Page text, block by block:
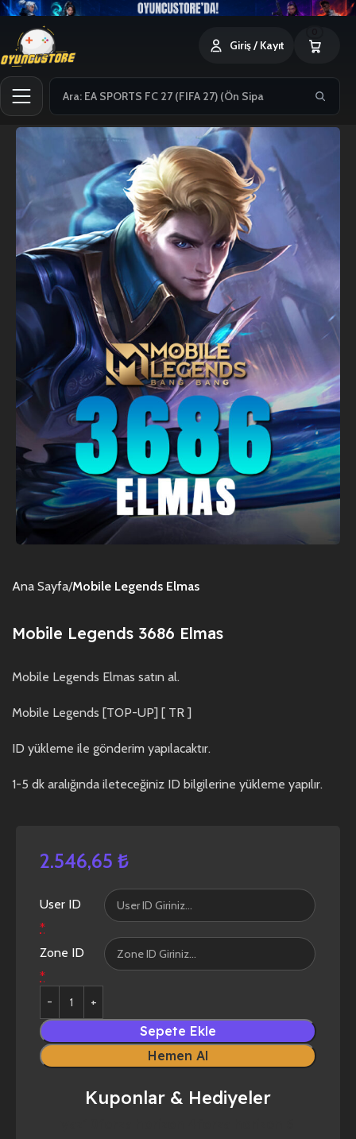
Giriş / Kayıt
Ana Sayfa Mobile Legends Elmas
Mobile Legends 3686 Elmas
Mobile Legends Elmas satın al.
Mobile Legends [TOP-UP] [ TR ]
ID yükleme ile gönderim yapılacaktır.
1-5 dk aralığında ileteceğiniz ID bilgilerine yükleme yapılır.
2.546,65 ₺
User ID
*
Zone ID
*
Sepete Ekle
Hemen Al
Kuponlar & Hediyeler